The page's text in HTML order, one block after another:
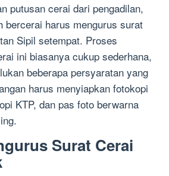
putusan cerai dari pengadilan,
bercerai harus mengurus surat
Sipil setempat. Proses
ini biasanya cukup sederhana,
beberapa persyaratan yang
harus menyiapkan fotokopi
KTP, dan pas foto berwarna
Surat Cerai